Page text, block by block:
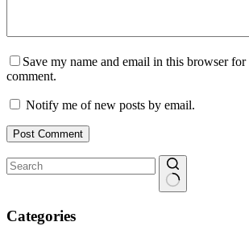
Save my name and email in this browser
comment.
Notify me of new posts by email.
Post Comment
results
Categories